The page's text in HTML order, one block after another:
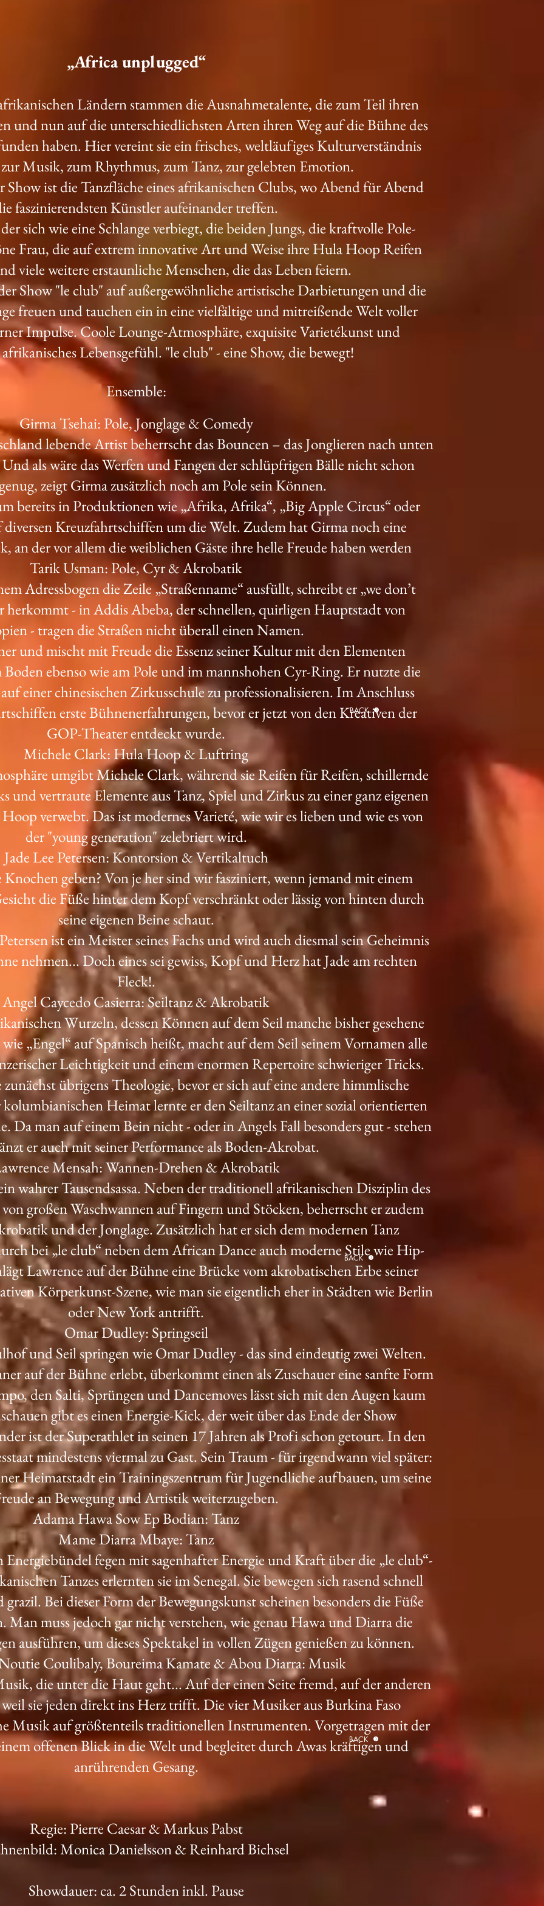
„Africa unplugged“
Ländern stammen die Ausnahmetalente, die zum Teil ihren
und nun auf die unterschiedlichsten Arten ihren Weg auf die Bühne des
haben. Hier vereint sie ein frisches, weltläufiges Kulturverständnis
Musik, zum Rhythmus, zum Tanz, zur gelebten Emotion.
ist die Tanzfläche eines afrikanischen Clubs, wo Abend für Abend
faszinierendsten Künstler aufeinander treffen.
sich wie eine Schlange verbiegt, die beiden Jungs, die kraftvolle Pole-
Frau, die auf extrem innovative Art und Weise ihre Hula Hoop Reifen
viele weitere erstaunliche Menschen, die das Leben feiern.
Show "le club" auf außergewöhnliche artistische Darbietungen und die
freuen und tauchen ein in eine vielfältige und mitreißende Welt voller
Impulse. Coole Lounge-Atmosphäre, exquisite Varietékunst und
Lebensgefühl. "le club" - eine Show, die bewegt!
Ensemble:
Girma Tsehai: Pole, Jonglage & Comedy
lebende Artist beherrscht das Bouncen – das Jonglieren nach unten
als wäre das Werfen und Fangen der schlüpfrigen Bälle nicht schon
zeigt Girma zusätzlich noch am Pole sein Können.
bereits in Produktionen wie „Afrika, Afrika“, „Big Apple Circus“ oder
Kreuzfahrtschiffen um die Welt. Zudem hat Girma noch eine
an der vor allem die weiblichen Gäste ihre helle Freude haben werden
Tarik Usman: Pole, Cyr & Akrobatik
Adressbogen die Zeile „Straßenname“ ausfüllt, schreibt er „we don’t
herkommt - in Addis Abeba, der schnellen, quirligen Hauptstadt von
- tragen die Straßen nicht überall einen Namen.
und mischt mit Freude die Essenz seiner Kultur mit den Elementen
ebenso wie am Pole und im mannshohen Cyr-Ring. Er nutzte die
einer chinesischen Zirkusschule zu professionalisieren. Im Anschluss
erste Bühnenerfahrungen, bevor er jetzt von den Kreativen der
GOP-Theater entdeckt wurde.
Michele Clark: Hula Hoop & Luftring
umgibt Michele Clark, während sie Reifen für Reifen, schillernde
und vertraute Elemente aus Tanz, Spiel und Zirkus zu einer ganz eigenen
verwebt. Das ist modernes Varieté, wie wir es lieben und wie es von
der "young generation" zelebriert wird.
Jade Lee Petersen: Kontorsion & Vertikaltuch
geben? Von je her sind wir fasziniert, wenn jemand mit einem
die Füße hinter dem Kopf verschränkt oder lässig von hinten durch
seine eigenen Beine schaut.
ist ein Meister seines Fachs und wird auch diesmal sein Geheimnis
nehmen... Doch eines sei gewiss, Kopf und Herz hat Jade am rechten
Fleck!.
Angel Caycedo Casierra: Seiltanz & Akrobatik
Wurzeln, dessen Können auf dem Seil manche bisher gesehene
„Engel“ auf Spanisch heißt, macht auf dem Seil seinem Vornamen alle
Leichtigkeit und einem enormen Repertoire schwieriger Tricks.
übrigens Theologie, bevor er sich auf eine andere himmlische
Heimat lernte er den Seiltanz an einer sozial orientierten
Da man auf einem Bein nicht - oder in Angels Fall besonders gut - stehen
er auch mit seiner Performance als Boden-Akrobat.
Mensah: Wannen-Drehen & Akrobatik
wahrer Tausendsassa. Neben der traditionell afrikanischen Disziplin des
großen Waschwannen auf Fingern und Stöcken, beherrscht er zudem
und der Jonglage. Zusätzlich hat er sich dem modernen Tanz
bei „le club“ neben dem African Dance auch moderne Stile wie Hip-
Lawrence auf der Bühne eine Brücke vom akrobatischen Erbe seiner
Körperkunst-Szene, wie man sie eigentlich eher in Städten wie Berlin
oder New York antrifft.
Omar Dudley: Springseil
und Seil springen wie Omar Dudley - das sind eindeutig zwei Welten.
auf der Bühne erlebt, überkommt einen als Zuschauer eine sanfte Form
den Salti, Sprüngen und Dancemoves lässt sich mit den Augen kaum
gibt es einen Energie-Kick, der weit über das Ende der Show
ist der Superathlet in seinen 17 Jahren als Profi schon getourt. In den
mindestens viermal zu Gast. Sein Traum - für irgendwann viel später:
Heimatstadt ein Trainingszentrum für Jugendliche aufbauen, um seine
an Bewegung und Artistik weiterzugeben.
Adama Hawa Sow Ep Bodian: Tanz
Mame Diarra Mbaye: Tanz
Energiebündel fegen mit sagenhafter Energie und Kraft über die „le club“-
Tanzes erlernten sie im Senegal. Sie bewegen sich rasend schnell
Bei dieser Form der Bewegungskunst scheinen besonders die Füße
Man muss jedoch gar nicht verstehen, wie genau Hawa und Diarra die
ausführen, um dieses Spektakel in vollen Zügen genießen zu können.
Coulibaly, Boureima Kamate & Abou Diarra: Musik
die unter die Haut geht... Auf der einen Seite fremd, auf der anderen
sie jeden direkt ins Herz trifft. Die vier Musiker aus Burkina Faso
Musik auf größtenteils traditionellen Instrumenten. Vorgetragen mit der
offenen Blick in die Welt und begleitet durch Awas kräftigen und
anrührenden Gesang.
Regie: Pierre Caesar & Markus Pabst
Monica Danielsson & Reinhard Bichsel
Showdauer: ca. 2 Stunden inkl. Pause
BACK
BACK
BACK